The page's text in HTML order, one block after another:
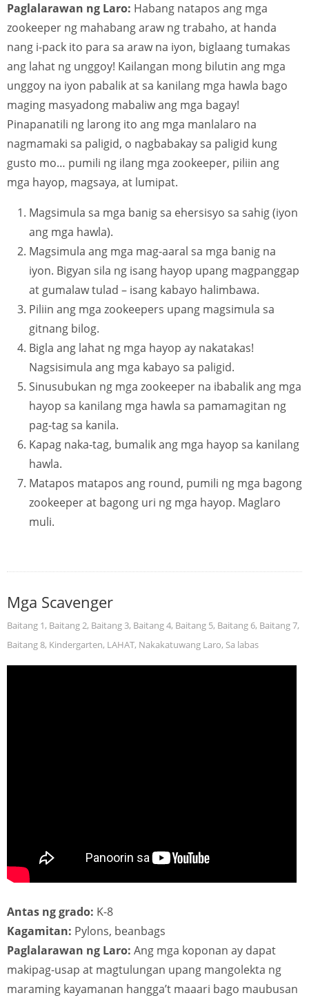
Paglalarawan ng Laro: Habang natapos ang mga
zookeeper ng mahabang araw ng trabaho, at handa
nang i-pack ito para sa araw na iyon, biglaang tumakas
ang lahat ng unggoy! Kailangan mong bilutin ang mga
unggoy na iyon pabalik at sa kanilang mga hawla bago
maging masyadong mabaliw ang mga bagay!
Pinapanatili ng larong ito ang mga manlalaro na
nagmamaki sa paligid, o nagbabakay sa paligid kung
gusto mo… pumili ng ilang mga zookeeper, piliin ang
mga hayop, magsaya, at lumipat.
Magsimula sa mga banig sa ehersisyo sa sahig (iyon
ang mga hawla).
Magsimula ang mga mag-aaral sa mga banig na
iyon. Bigyan sila ng isang hayop upang magpanggap
at gumalaw tulad – isang kabayo halimbawa.
Piliin ang mga zookeepers upang magsimula sa
gitnang bilog.
Bigla ang lahat ng mga hayop ay nakatakas!
Nagsisimula ang mga kabayo sa paligid.
Sinusubukan ng mga zookeeper na ibabalik ang mga
hayop sa kanilang mga hawla sa pamamagitan ng
pag-tag sa kanila.
Kapag naka-tag, bumalik ang mga hayop sa kanilang
hawla.
Matapos matapos ang round, pumili ng mga bagong
zookeeper at bagong uri ng mga hayop. Maglaro
muli.
Mga Scavenger
Baitang 1, Baitang 2, Baitang 3, Baitang 4, Baitang 5, Baitang 6, Baitang 7,
Baitang 8, Kindergarten, LAHAT, Nakakatuwang Laro, Sa labas
Antas ng grado: K-8
Kagamitan: Pylons, beanbags
Paglalarawan ng Laro: Ang mga koponan ay dapat
makipag-usap at magtulungan upang mangolekta ng
maraming kayamanan hangga’t maaari bago maubusan